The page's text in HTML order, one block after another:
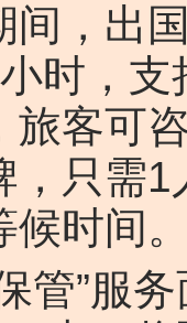
间，出
时，
旅客可
，只需
候时间
”服务